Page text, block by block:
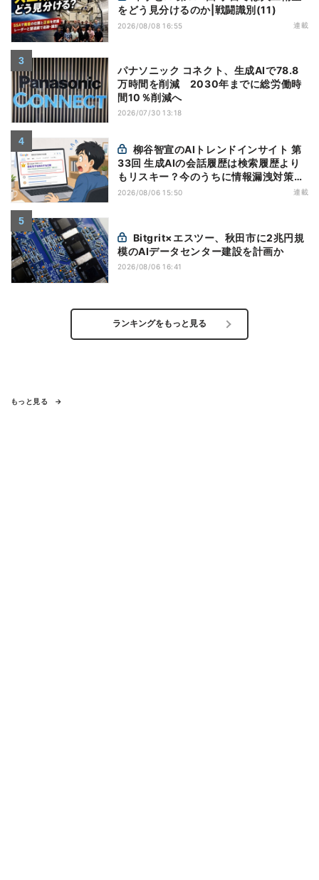
をどう見分けるのか|戦闘識別(11)
2026/08/08 16:55 連載
パナソニック コネクト、生成AIで78.8
万時間を削減 2030年までに総労働時
間10％削減へ
2026/07/30 13:18
33回 生成AIの会話履歴は検索履歴より
もリスキー？今のうちに情報漏洩対策を
万全にしておこう
2026/08/06 15:50 連載
模のAIデータセンター建設を計画か
2026/08/06 16:41
ランキングをもっと見る
もっと見る